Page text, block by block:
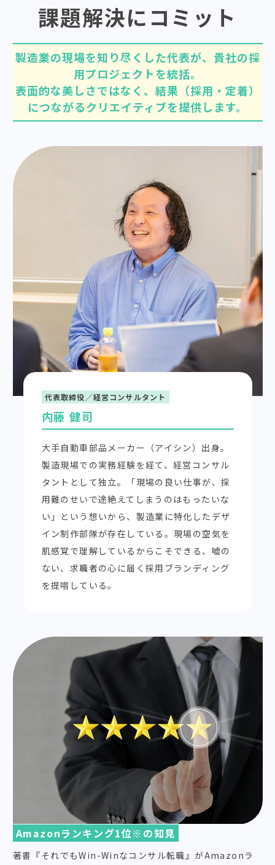
課題解決にコミット
製造業の現場を知り尽くした代表が、貴社の採
用プロジェクトを統括。
表面的な美しさではなく、結果（採用・定着）
につながるクリエイティブを提供します。
代表取締役／経営コンサルタント
内藤 健司
大手自動車部品メーカー（アイシン）出身。
製造現場での実務経験を経て、経営コンサル
タントとして独立。「現場の良い仕事が、採
用難のせいで途絶えてしまうのはもったいな
い」という想いから、製造業に特化したデザ
イン制作部隊が存在している。現場の空気を
肌感覚で理解しているからこそできる、嘘の
ない、求職者の心に届く採用ブランディング
を提唱している。
Amazonランキング1位※の知見
著書『それでもWin-Winなコンサル転職』がAmazonラ